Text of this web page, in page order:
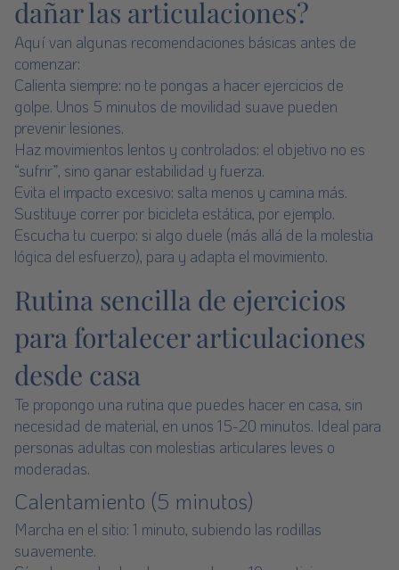
dañar las articulaciones?
Aquí van algunas recomendaciones básicas antes de
comenzar:
Calienta siempre: no te pongas a hacer ejercicios de
golpe. Unos 5 minutos de movilidad suave pueden
prevenir lesiones.
Haz movimientos lentos y controlados: el objetivo no es
“sufrir”, sino ganar estabilidad y fuerza.
Evita el impacto excesivo: salta menos y camina más.
Sustituye correr por bicicleta estática, por ejemplo.
Escucha tu cuerpo: si algo duele (más allá de la molestia
lógica del esfuerzo), para y adapta el movimiento.
Rutina sencilla de ejercicios
para fortalecer articulaciones
desde casa
Te propongo una rutina que puedes hacer en casa, sin
necesidad de material, en unos 15-20 minutos. Ideal para
personas adultas con molestias articulares leves o
moderadas.
Calentamiento (5 minutos)
Marcha en el sitio: 1 minuto, subiendo las rodillas
suavemente.